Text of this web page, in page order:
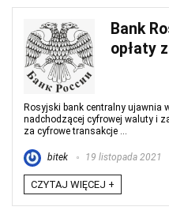
Bank
opłaty
Rosyjski bank centralny ujawnia
nadchodzącej cyfrowej waluty i
za cyfrowe transakcje ...
bitek 19 listopada 2021
CZYTAJ WIĘCEJ +